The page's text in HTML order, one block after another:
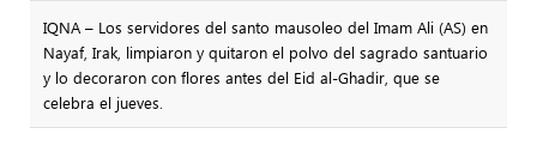
IQNA – Los servidores del santo mausoleo del Imam Ali (AS) en
Nayaf, Irak, limpiaron y quitaron el polvo del sagrado santuario
y lo decoraron con flores antes del Eid al-Ghadir, que se
celebra el jueves.